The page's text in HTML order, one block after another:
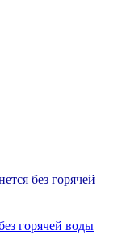
горячей воды